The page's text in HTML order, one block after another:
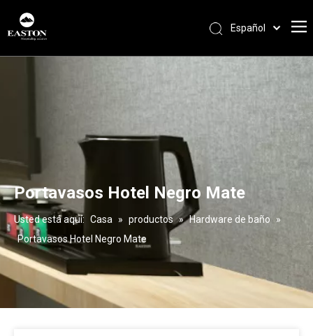
Español
Français
Portavasos Hotel Negro Mate
Usted está aquí: Casa » productos » Hardware de baño
»
Portavasos Hotel Negro Mate